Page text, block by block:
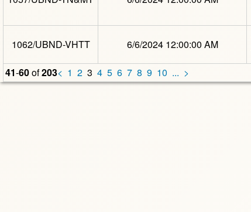
1062/UBND-VHTT 6/6/2024 12:00:00 AM
41-60of203< 1 2 3 4 5 6 7 8 9 10 ... >